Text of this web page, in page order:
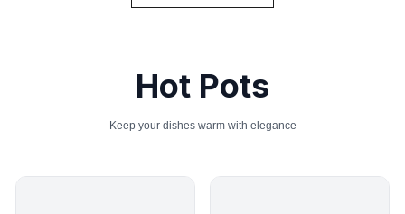
Hot Pots
Keep your dishes warm with elegance